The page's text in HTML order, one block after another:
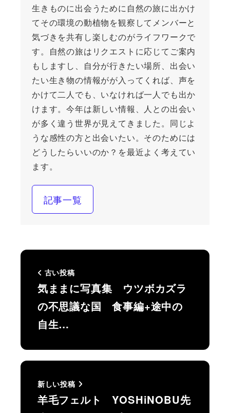
生きものに出会うために自然の旅に出かけ
てその環境の動植物を観察してメンバーと
気づきを共有し楽しむのがライフワークで
す。自然の旅はリクエストに応じてご案内
もしますし、自分が行きたい場所、出会い
たい生き物の情報がが入ってくれば、声を
かけて二人でも、いなければ一人でも出か
けます。今年は新しい情報、人との出会い
が多く違う世界が見えてきました。同じよ
うな感性の方と出会いたい。そのためには
どうしたらいいのか？を最近よく考えてい
ます。
記事一覧
古い投稿
気ままに写真集 ウツボカズラ
の不思議な国 食事編+途中の
自生…
新しい投稿
羊毛フェルト YOSHiNOBU先